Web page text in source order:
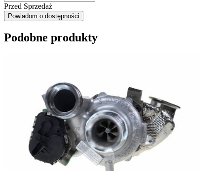
Przed Sprzedaż
Powiadom o dostępności
Podobne produkty